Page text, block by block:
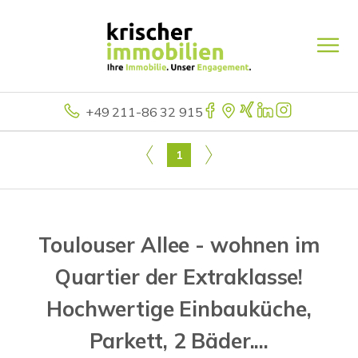
+49 211-86 32 915
1
Toulouser Allee - wohnen im
Quartier der Extraklasse!
Hochwertige Einbauküche,
Parkett, 2 Bäder....